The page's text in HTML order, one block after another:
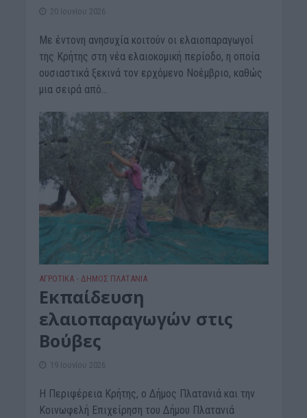
20 Ιουνίου 2026
Με έντονη ανησυχία κοιτούν οι ελαιοπαραγωγοί
της Κρήτης στη νέα ελαιοκομική περίοδο, η οποία
ουσιαστικά ξεκινά τον ερχόμενο Νοέμβριο, καθώς
μια σειρά από...
ΑΓΡΟΤΙΚΑ • ΔΉΜΟΣ ΠΛΑΤΑΝΙΆ
Εκπαίδευση
ελαιοπαραγωγών στις
Βούβες
19 Ιουνίου 2026
Η Περιφέρεια Κρήτης, ο Δήμος Πλατανιά και την
Κοινωφελή Επιχείρηση του Δήμου Πλατανιά